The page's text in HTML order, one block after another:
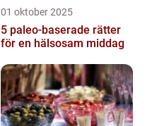
01 oktober 2025
5 paleo-baserade rätter
för en hälsosam middag